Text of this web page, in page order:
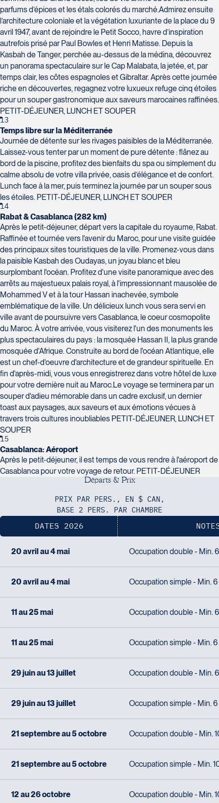
parfums d’épices et les étals colorés du marché.Admirez ensuite
l’architecture coloniale et la végétation luxuriante de la place du 9
avril 1947, avant de rejoindre le Petit Socco, havre d’inspiration
autrefois prisé par Paul Bowles et Henri Matisse. Depuis la
Kasbah de Tanger, perchée au-dessus de la médina, découvrez
un panorama spectaculaire sur le Cap Malabata, la jetée, et, par
temps clair, les côtes espagnoles et Gibraltar. Après cette journée
riche en découvertes, regagnez votre luxueux refuge cinq étoiles
pour un souper gastronomique aux saveurs marocaines raffinées.
PETIT-DÉJEUNER, LUNCH ET SOUPER
13
Temps libre sur la Méditerranée
Journée de détente sur les rivages paisibles de la Méditerranée.
Laissez-vous tenter par un moment de pure détente : flânez au
bord de la piscine, profitez des bienfaits du spa ou simplement du
calme absolu de votre villa privée, oasis d’élégance et de confort.
Lunch face à la mer, puis terminez la journée par un souper sous
les étoiles. PETIT-DÉJEUNER, LUNCH ET SOUPER
14
Rabat & Casablanca (282 km)
Après le petit-déjeuner, départ vers la capitale du royaume, Rabat.
Raffinée et tournée vers l'avenir du Maroc, pour une visite guidée
des principaux sites touristiques de la ville. Promenez-vous dans
la paisible Kasbah des Oudayas, un joyau blanc et bleu
surplombant l'océan. Profitez d'une visite panoramique avec des
arrêts au majestueux palais royal, à l'impressionnant mausolée de
Mohammed V et à la tour Hassan inachevée, symbole
emblématique de la ville. Un délicieux lunch vous sera servi en
ville avant de poursuivre vers Casablanca, le coeur cosmopolite
du Maroc. À votre arrivée, vous visiterez l'un des monuments les
plus spectaculaires du pays : la mosquée Hassan II, la plus grande
mosquée d'Afrique. Construite au bord de l'océan Atlantique, elle
est un chef-d'oeuvre d'architecture et de grandeur spirituelle. En
fin d'après-midi, vous vous enregistrerez dans votre hôtel de luxe
pour votre dernière nuit au Maroc.Le voyage se terminera par un
souper d'adieu mémorable dans un cadre exclusif, un dernier
toast aux paysages, aux saveurs et aux émotions vécues à
travers trois cultures inoubliables PETIT-DÉJEUNER, LUNCH ET
SOUPER
15
Casablanca: Aéroport
Après le petit-déjeuner, il est temps de vous rendre à l'aéroport de
Casablanca pour votre voyage de retour. PETIT-DÉJEUNER
Départs & Prix
PRIX PAR PERS., EN $ CAN,
BASE 2 PERS. PAR CHAMBRE
DATES 2026
20 avril au 4 mai Occupation double - Min.
20 avril au 4 mai Occupation simple - Min. 6
11 au 25 mai Occupation double - Min.
11 au 25 mai Occupation simple - Min. 6
29 juin au 13 juillet Occupation double - Min.
29 juin au 13 juillet Occupation simple - Min. 6
21 septembre au 5 octobre Occupation double - Min.
21 septembre au 5 octobre Occupation simple - Min.
12 au 26 octobre Occupation double - Min.